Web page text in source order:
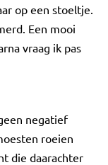
op een stoeltje.
Een mooi
vraag ik pas
negatief
roeien
die daarachter